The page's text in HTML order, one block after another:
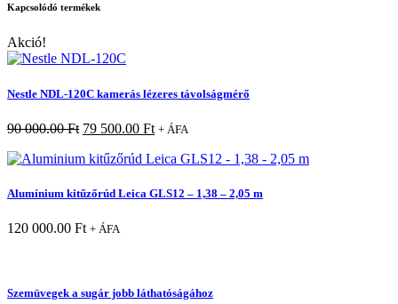
Kapcsolódó termékek
Akció!
Nestle NDL-120C kamerás lézeres távolságmérő
90 000.00Ft 79 500.00 Ft + ÁFA
Alumínium kitűzőrúd Leica GLS12 – 1,38 – 2,05 m
120 000.00 Ft + ÁFA
Szemüvegek a sugár jobb láthatóságához